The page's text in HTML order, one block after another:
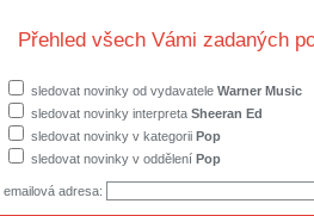
Přehled všech Vámi zadaných
sledovat novinky od vydavatele Warner Music
sledovat novinky interpreta Sheeran Ed
sledovat novinky v kategorii Pop
sledovat novinky v oddělení Pop
emailová adresa: